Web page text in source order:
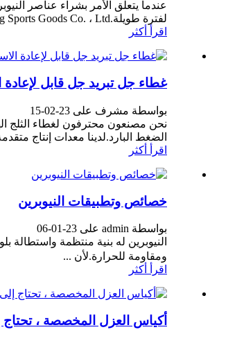
عندما يتعلق الأمر بشراء عناصر
لفترة طويلة.Dongguan Yousheng Sports Goods Co. ، Ltd. ، مصنع متخصص في إنتاج ...
اقرأ أكثر
غطاء جل تبريد جل قابل
بواسطة مشرف على 23-02-15
الضغط البارد.لدينا معدات إنتاج
اقرأ أكثر
خصائص وتطبيقات النيوبرين
بواسطة admin على 23-01-06
ومقاومة للحرارة.لأن ...
اقرأ أكثر
أكياس العزل المخصصة ،